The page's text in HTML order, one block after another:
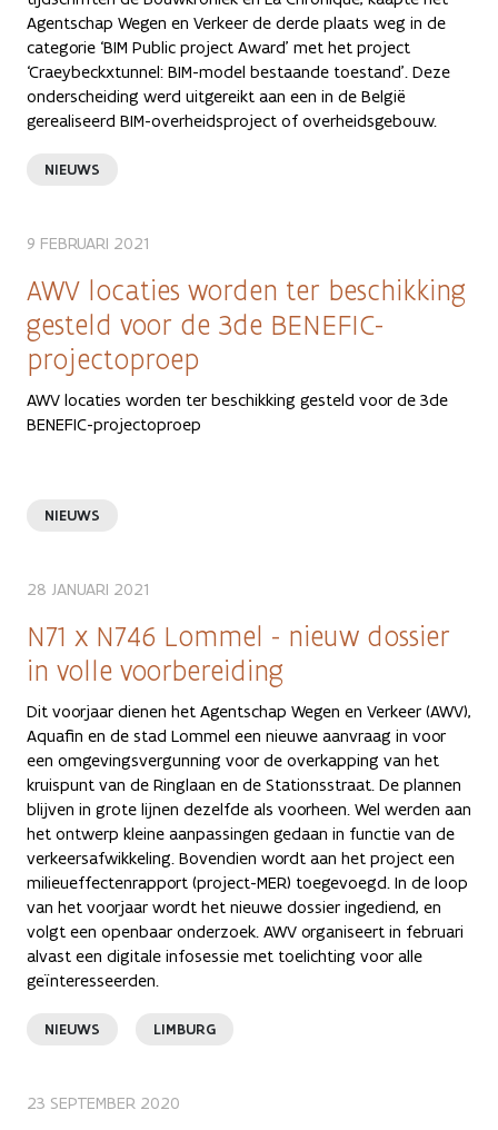
Agentschap Wegen en Verkeer de derde plaats weg in de
categorie ‘BIM Public project Award’ met het project
‘Craeybeckxtunnel: BIM-model bestaande toestand’. Deze
onderscheiding werd uitgereikt aan een in de België
gerealiseerd BIM-overheidsproject of overheidsgebouw.
NIEUWS
9 FEBRUARI 2021
AWV locaties worden ter beschikking
gesteld voor de 3de BENEFIC-
projectoproep
AWV locaties worden ter beschikking gesteld voor de 3de
BENEFIC-projectoproep
NIEUWS
28 JANUARI 2021
N71 x N746 Lommel - nieuw dossier
in volle voorbereiding
Dit voorjaar dienen het Agentschap Wegen en Verkeer (AWV),
Aquafin en de stad Lommel een nieuwe aanvraag in voor
een omgevingsvergunning voor de overkapping van het
kruispunt van de Ringlaan en de Stationsstraat. De plannen
blijven in grote lijnen dezelfde als voorheen. Wel werden aan
het ontwerp kleine aanpassingen gedaan in functie van de
verkeersafwikkeling. Bovendien wordt aan het project een
milieueffectenrapport (project-MER) toegevoegd. In de loop
van het voorjaar wordt het nieuwe dossier ingediend, en
volgt een openbaar onderzoek. AWV organiseert in februari
alvast een digitale infosessie met toelichting voor alle
geïnteresseerden.
NIEUWS LIMBURG
23 SEPTEMBER 2020